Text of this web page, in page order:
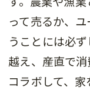
って売るか、
うことには必
越え、産直で
コラボして、